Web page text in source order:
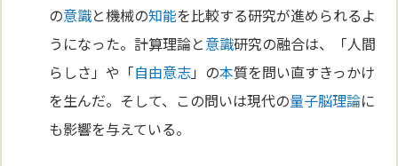
の意識と機械の知能を比較する研究が進められるよ
うになった。計算理論と意識研究の融合は、「人間
らしさ」や「自由意志」の本質を問い直すきっかけ
を生んだ。そして、この問いは現代の量子脳理論に
も影響を与えている。